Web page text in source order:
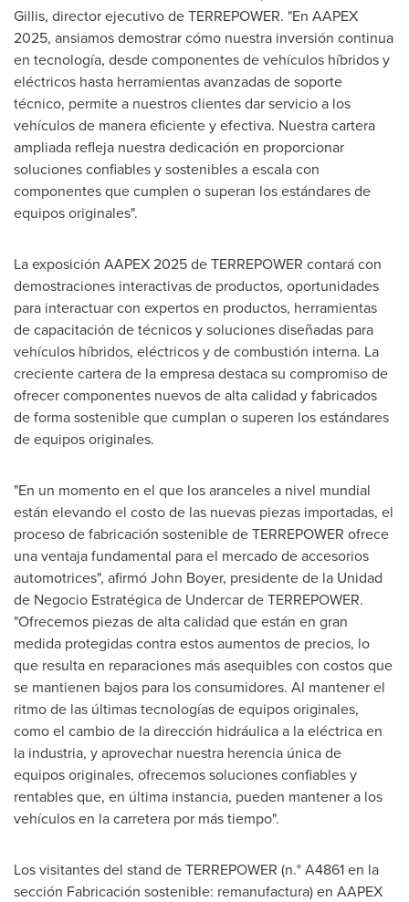
Gillis, director ejecutivo de TERREPOWER. "En AAPEX
2025, ansiamos demostrar cómo nuestra inversión continua
en tecnología, desde componentes de vehículos híbridos y
eléctricos hasta herramientas avanzadas de soporte
técnico, permite a nuestros clientes dar servicio a los
vehículos de manera eficiente y efectiva. Nuestra cartera
ampliada refleja nuestra dedicación en proporcionar
soluciones confiables y sostenibles a escala con
componentes que cumplen o superan los estándares de
equipos originales".
La exposición AAPEX 2025 de TERREPOWER contará con
demostraciones interactivas de productos, oportunidades
para interactuar con expertos en productos, herramientas
de capacitación de técnicos y soluciones diseñadas para
vehículos híbridos, eléctricos y de combustión interna. La
creciente cartera de la empresa destaca su compromiso de
ofrecer componentes nuevos de alta calidad y fabricados
de forma sostenible que cumplan o superen los estándares
de equipos originales.
"En un momento en el que los aranceles a nivel mundial
están elevando el costo de las nuevas piezas importadas, el
proceso de fabricación sostenible de TERREPOWER ofrece
una ventaja fundamental para el mercado de accesorios
automotrices", afirmó John Boyer, presidente de la Unidad
de Negocio Estratégica de Undercar de TERREPOWER.
"Ofrecemos piezas de alta calidad que están en gran
medida protegidas contra estos aumentos de precios, lo
que resulta en reparaciones más asequibles con costos que
se mantienen bajos para los consumidores. Al mantener el
ritmo de las últimas tecnologías de equipos originales,
como el cambio de la dirección hidráulica a la eléctrica en
la industria, y aprovechar nuestra herencia única de
equipos originales, ofrecemos soluciones confiables y
rentables que, en última instancia, pueden mantener a los
vehículos en la carretera por más tiempo".
Los visitantes del stand de TERREPOWER (n.° A4861 en la
sección Fabricación sostenible: remanufactura) en AAPEX